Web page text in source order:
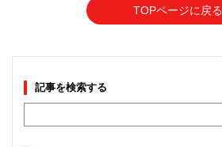
TOPページに戻る
記事を検索する